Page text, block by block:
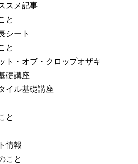
スメ記事
と
シート
と
ト・オブ・クロップオザキ
礎講座
イル基礎講座
と
情報
こと